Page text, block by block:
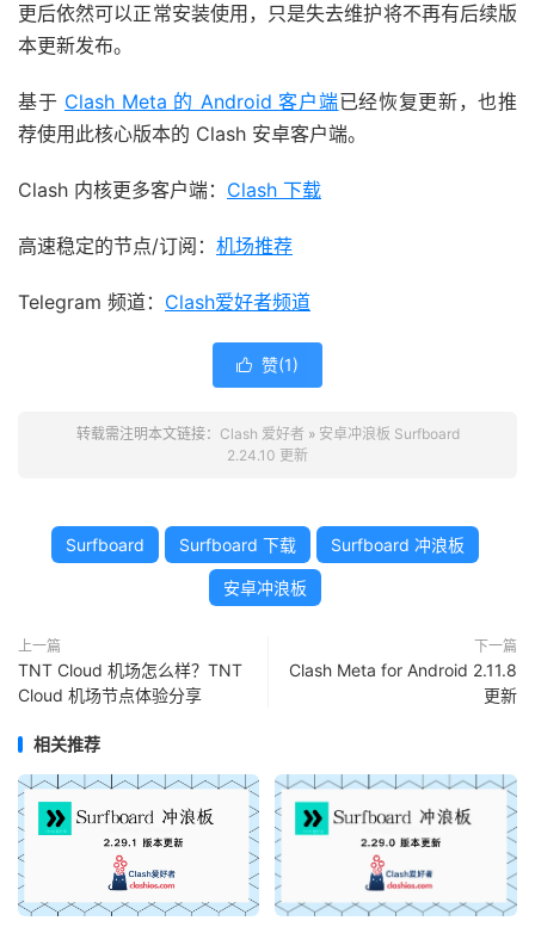
更后依然可以正常安装使用，只是失去维护将不再有后续版
本更新发布。
基于 Clash Meta 的 Android 客户端已经恢复更新，也推
荐使用此核心版本的 Clash 安卓客户端。
Clash 内核更多客户端： Clash 下载
高速稳定的节点/订阅： 机场推荐
Telegram 频道： Clash爱好者频道
 赞(1)
转载需注明本文链接： Clash 爱好者 » 安卓冲浪板 Surfboard
2.24.10 更新
Surfboard Surfboard 下载 Surfboard 冲浪板
安卓冲浪板
上一篇
TNT Cloud 机场怎么样？TNT
Cloud 机场节点体验分享
下一篇
Clash Meta for Android 2.11.8
更新
相关推荐